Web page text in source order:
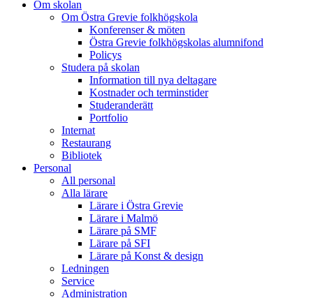
Om skolan
Om Östra Grevie folkhögskola
Konferenser & möten
Östra Grevie folkhögskolas alumnifond
Policys
Studera på skolan
Information till nya deltagare
Kostnader och terminstider
Studeranderätt
Portfolio
Internat
Restaurang
Bibliotek
Personal
All personal
Alla lärare
Lärare i Östra Grevie
Lärare i Malmö
Lärare på SMF
Lärare på SFI
Lärare på Konst & design
Ledningen
Service
Administration